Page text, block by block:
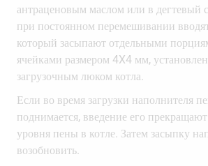
антраценовым маслом или в дегтевый
при постоянном перемешивании
который засыпают отдельными
ячейками размером 4X4 мм,
загрузочным люком котла.
Если во время загрузки наполнителя
поднимается, введение его
уровня пены в котле. Затем засыпку
возобновить.